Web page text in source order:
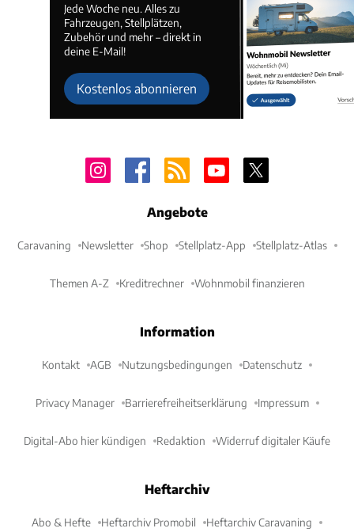
Jede Woche neu. Alles zu
Fahrzeugen, Stellplätzen,
Zubehör und mehr – direkt in
deine E-Mail!
Kostenlos abonnieren
Angebote
Caravaning Newsletter Shop Stellplatz-App Stellplatz-Atlas
Themen A-Z Kreditrechner Wohnmobil finanzieren
Information
Kontakt AGB Nutzungsbedingungen Datenschutz
Privacy Manager Barrierefreiheitserklärung Impressum
Digital-Abo hier kündigen Redaktion Widerruf digitaler Käufe
Heftarchiv
Abo & Hefte Heftarchiv Promobil Heftarchiv Caravaning